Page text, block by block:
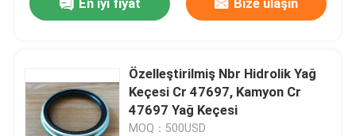
En iyi fiyat Bize ulaşın
Özelleştirilmiş Nbr Hidrolik Yağ
Keçesi Cr 47697, Kamyon Cr
47697 Yağ Keçesi
MOQ：500USD